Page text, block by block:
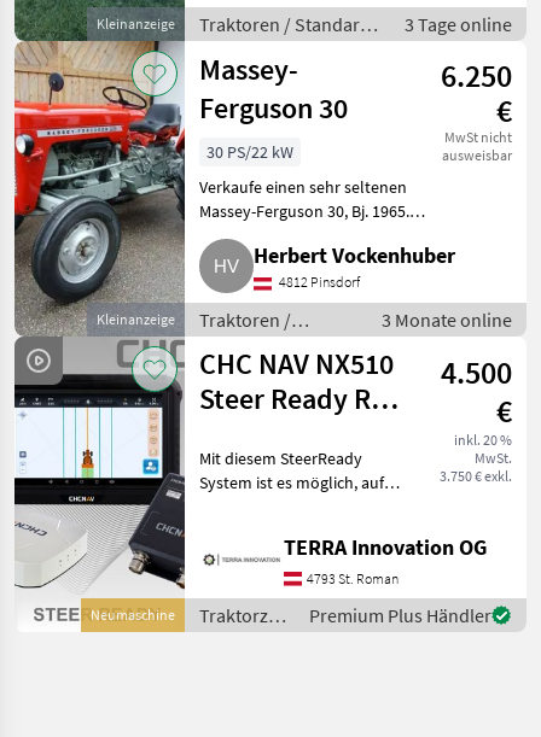
Kleinanzeige
Traktoren
Traktoren / Standard
Traktoren
3 Tage online
Kleinanzeige
Massey-
Ferguson 30
6.250
€
MwSt nicht
ausweisbar
30 PS/22 kW
Verkaufe einen sehr seltenen
Massey-Ferguson 30, Bj. 1965.
Technisch und optisch in einem
sehr guten Zustand, wurde mit
Standox 2K Lack in einer
Lackierkabine lackie
Herbert Vockenhuber
4812 Pinsdorf
Traktoren /
Standard
Traktoren
3 Monate online
Neumaschine
CHC NAV NX510
Steer Ready RTK
4.500
€
inkl. 20 %
MwSt.
3.750 € exkl.
Mit diesem SteerReady
System ist es möglich, auf
Lenksystem Vorrüstung
zuzugreifen. Dabei wird kein
zusätzlicher Len
TERRA Innovation OG
4793 St. Roman
Traktorzubehör
/ CHC NAV
Premium Plus Händler